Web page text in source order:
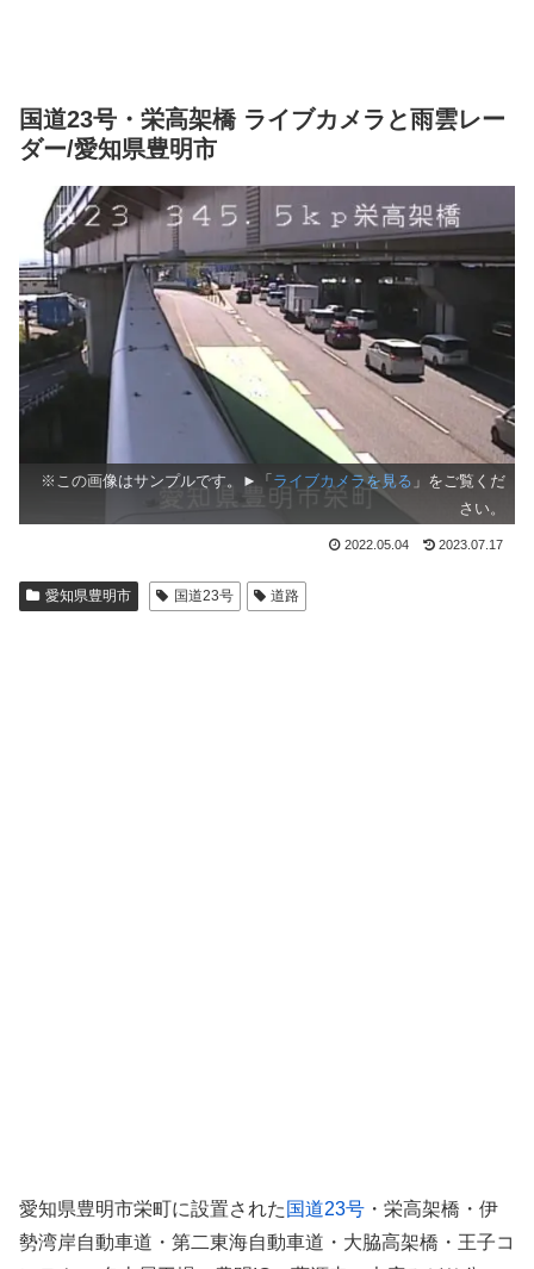
国道23号・栄高架橋 ライブカメラと雨雲レー
ダー/愛知県豊明市
※この画像はサンプルです。►「ライブカメラを見る 」をご覧くだ
さい。
2022.05.04 2023.07.17
愛知県豊明市 国道23号 道路
愛知県豊明市栄町に設置された 国道23号 ・栄高架橋・伊
勢湾岸自動車道・第二東海自動車道・大脇高架橋・王子コ